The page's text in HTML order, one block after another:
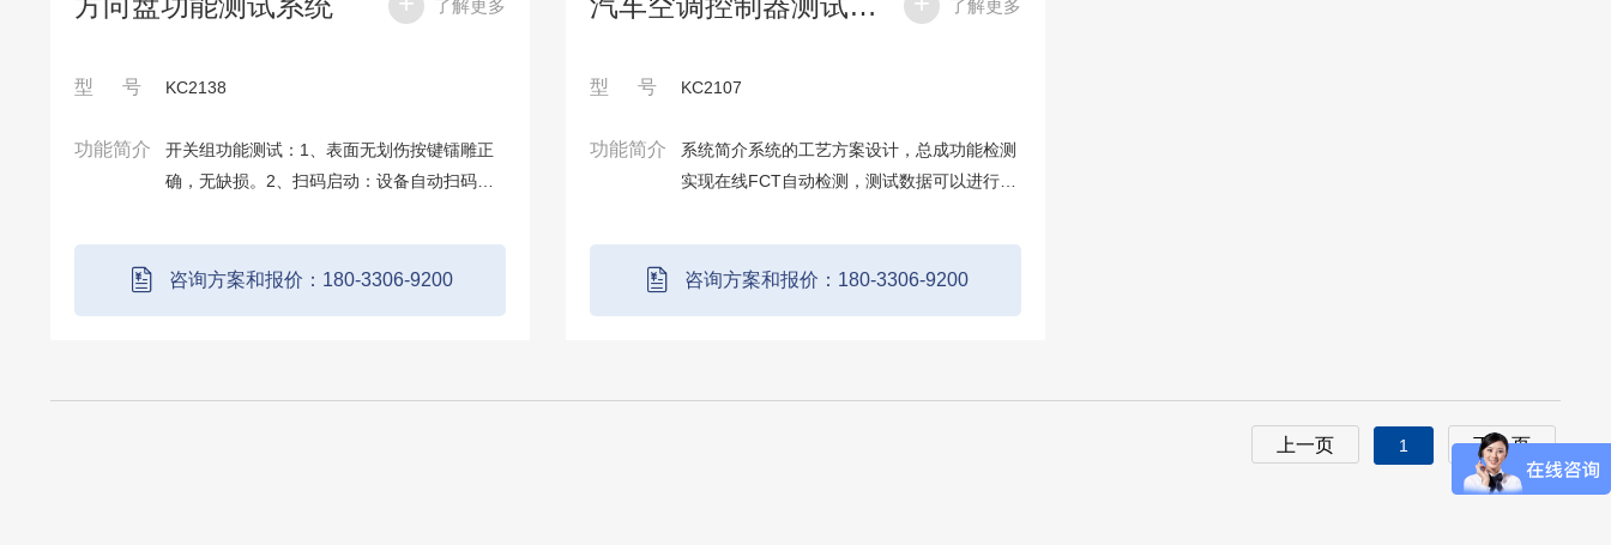
了解更多
型 号 KC2138
功能简介
开关组功能测试：1、表面无划伤按键镭雕正
确，无缺损。2、扫码启动：设备自动扫码
位与防护：框架仿形定位，产品表面防护;4、
全检项目：CCD影像检测背光、背光亮度，字
咨询方案和报价：180-3306-9200
了解更多
型 号 KC2107
功能简介
系统简介系统的工艺方案设计，总成功能检测
实现在线FCT自动检测，测试数据可以进行存
动化生产。保证产品的过程质量控制，满足客
户质量目标及要求，UPH=30S/个。测试项目·
咨询方案和报价：180-3306-9200
上一页 1 下一页